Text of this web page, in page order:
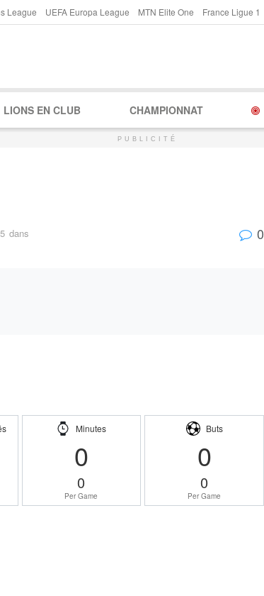
League UEFA Europa League MTN Elite One France Ligue 1
LIONS EN CLUB CHAMPIONNAT
PUBLICITÉ
dans 0
Minutes
0
0
Per Game
Buts
0
0
Per Game